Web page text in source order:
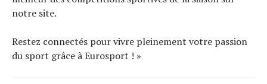
notre site.
Restez connectés pour vivre pleinement votre passion
du sport grâce à Eurosport ! »